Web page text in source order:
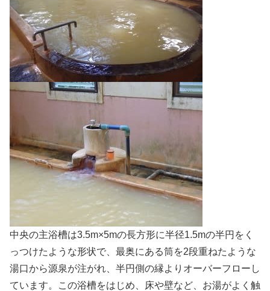
中央の主浴槽は3.5m×5mの長方形に半径1.5mの半円をく
っつけたような形状で、最奥にある筒を2段重ねたような
湯口から源泉が注がれ、半円側の縁よりオーバーフローし
ています。この浴槽をはじめ、床や壁など、お湯がよく触